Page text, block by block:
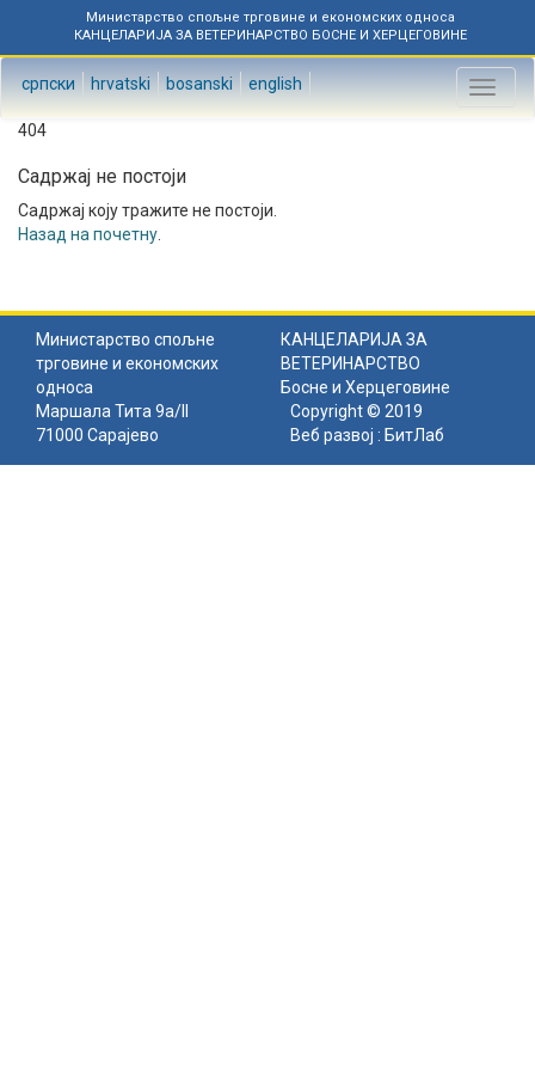
Министарство спољне трговине и економских односа
КАНЦЕЛАРИЈА ЗА ВЕТЕРИНАРСТВО БОСНЕ И ХЕРЦЕГОВИНЕ
српски hrvatski bosanski english
Toggle
404
Садржај не постоји
Садржај коју тражите не постоји.
Назад на почетну
Министарство спољне
трговине и економских
односа
КАНЦЕЛАРИЈА ЗА
ВЕТЕРИНАРСТВО
Босне и Херцеговине
Маршала Тита 9а/II
71000 Сарајево
Copyright © 2019
Веб развој : БитЛаб